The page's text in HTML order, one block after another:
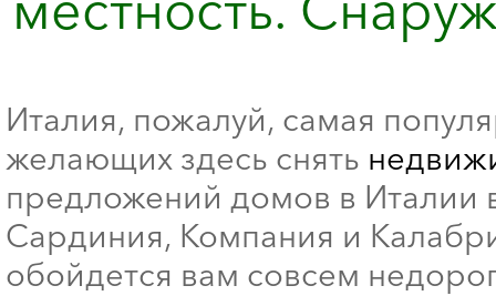
Италия, пожалуй, самая
желающих здесь снять
предложений домов в Италии
Сардиния, Компания и
обойдется вам совсем